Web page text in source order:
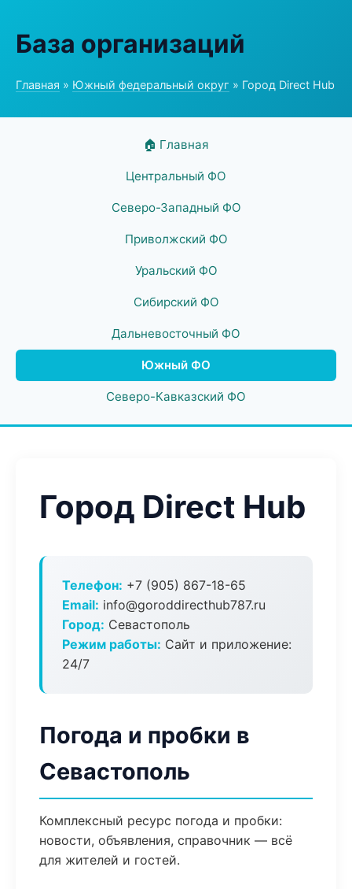
База организаций
Главная » Южный федеральный округ » Город Direct Hub
🏠 Главная
Центральный ФО
Северо-Западный ФО
Приволжский ФО
Уральский ФО
Сибирский ФО
Дальневосточный ФО
Южный ФО
Северо-Кавказский ФО
Город Direct Hub
Телефон: +7 (905) 867-18-65
Email: info@goroddirecthub787.ru
Город: Севастополь
Режим работы: Сайт и приложение:
24/7
Погода и пробки в
Севастополь
Комплексный ресурс погода и пробки:
новости, объявления, справочник — всё
для жителей и гостей.